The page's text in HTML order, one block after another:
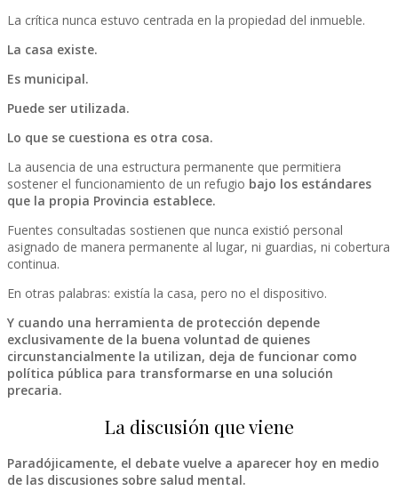
La crítica nunca estuvo centrada en la propiedad del inmueble.
La casa existe.
Es municipal.
Puede ser utilizada.
Lo que se cuestiona es otra cosa.
La ausencia de una estructura permanente que permitiera
sostener el funcionamiento de un refugio bajo los estándares
que la propia Provincia establece.
Fuentes consultadas sostienen que nunca existió personal
asignado de manera permanente al lugar, ni guardias, ni cobertura
continua.
En otras palabras: existía la casa, pero no el dispositivo.
Y cuando una herramienta de protección depende
exclusivamente de la buena voluntad de quienes
circunstancialmente la utilizan, deja de funcionar como
política pública para transformarse en una solución
precaria.
La discusión que viene
Paradójicamente, el debate vuelve a aparecer hoy en medio
de las discusiones sobre salud mental.